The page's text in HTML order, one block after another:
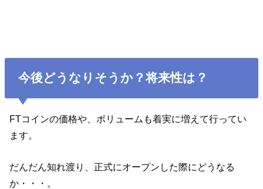
今後どうなりそうか？将来性は？
FTコインの価格や、ボリュームも着実に増えて行ってい
ます。
だんだん知れ渡り、正式にオープンした際にどうなる
か・・・。